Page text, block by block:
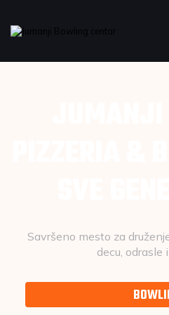
Savršeno mesto za
decu, odrasle